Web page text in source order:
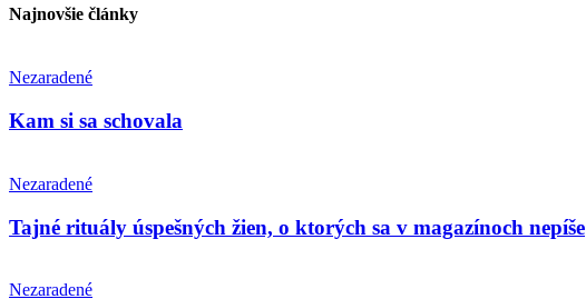
Najnovšie články
Nezaradené
Kam si sa schovala
Nezaradené
Tajné rituály úspešných žien, o ktorých sa v magazínoch nepíše
Nezaradené